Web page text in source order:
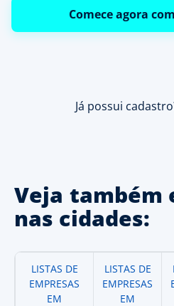
Comece agora
Já possui
Veja também
nas cidades:
LISTAS DE
EMPRESAS
EM
LISTAS DE
EMPRESAS
EM